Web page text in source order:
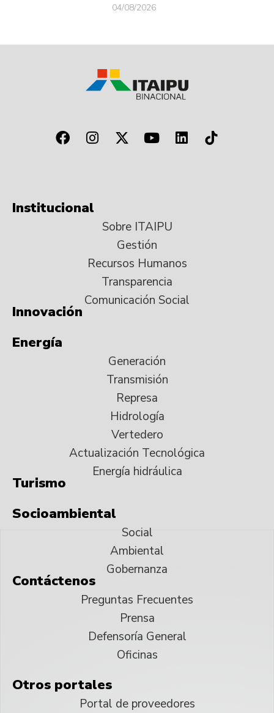
04/08/2026
Institucional
Sobre ITAIPU
Gestión
Recursos Humanos
Transparencia
Comunicación Social
Innovación
Energía
Generación
Transmisión
Represa
Hidrología
Vertedero
Actualización Tecnológica
Energía hidráulica
Turismo
Socioambiental
Social
Ambiental
Gobernanza
Contáctenos
Preguntas Frecuentes
Prensa
Defensoría General
Oficinas
Otros portales
Portal de proveedores